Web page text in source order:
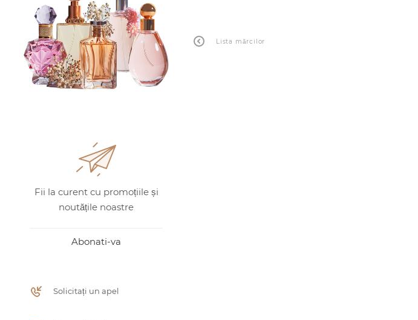
Lista mărcilor
Fii la curent cu promoțiile și
noutățile noastre
Abonati-va
Solicitați un apel